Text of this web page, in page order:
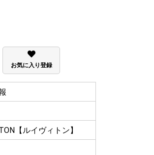
お気に入り登録
【ルイヴィトン】